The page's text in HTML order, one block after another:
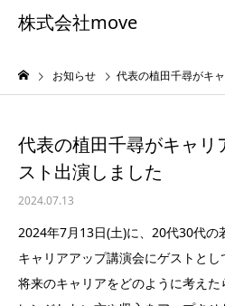
株式会社move
お知らせ 代表の植田千尋がキャリ
代表の植田千尋がキャリ
スト出演しました
2024.07.13
2024年7月13日(土)に、20代30代
キャリアアップ講演会にゲストとし
将来のキャリアをどのように考え